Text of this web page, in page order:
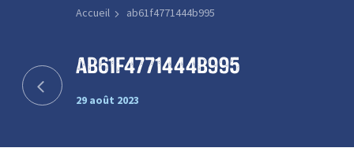
Accueil ab61f4771444b995
ab61f4771444b995
29 août 2023